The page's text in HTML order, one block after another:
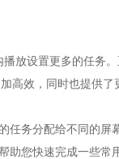
设置更多的任务。
高效，同时也提供了
务分配给不同的屏
您快速完成一些常用